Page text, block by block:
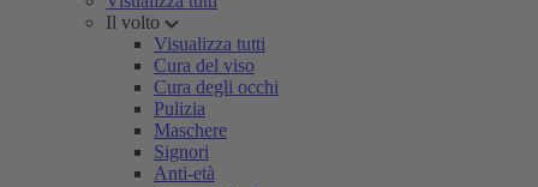
Il volto
Visualizza tutti
Cura del viso
Cura degli occhi
Pulizia
Maschere
Signori
Anti-età